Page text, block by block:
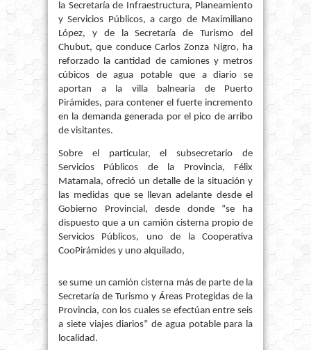
la Secretaría de Infraestructura, Planeamiento
y Servicios Públicos, a cargo de Maximiliano
López, y de la Secretaría de Turismo del
Chubut, que conduce Carlos Zonza Nigro, ha
reforzado la cantidad de camiones y metros
cúbicos de agua potable que a diario se
aportan a la villa balnearia de Puerto
Pirámides, para contener el fuerte incremento
en la demanda generada por el pico de arribo
de visitantes.
Sobre el particular, el subsecretario de
Servicios Públicos de la Provincia, Félix
Matamala, ofreció un detalle de la situación y
las medidas que se llevan adelante desde el
Gobierno Provincial, desde donde “se ha
dispuesto que a un camión cisterna propio de
Servicios Públicos, uno de la Cooperativa
CooPirámides y uno alquilado,
se sume un camión cisterna más de parte de la
Secretaría de Turismo y Áreas Protegidas de la
Provincia, con los cuales se efectúan entre seis
a siete viajes diarios” de agua potable para la
localidad.